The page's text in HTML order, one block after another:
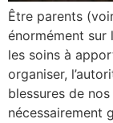
Être parents
énormément sur
les soins à
organiser,
blessures de
nécessairement